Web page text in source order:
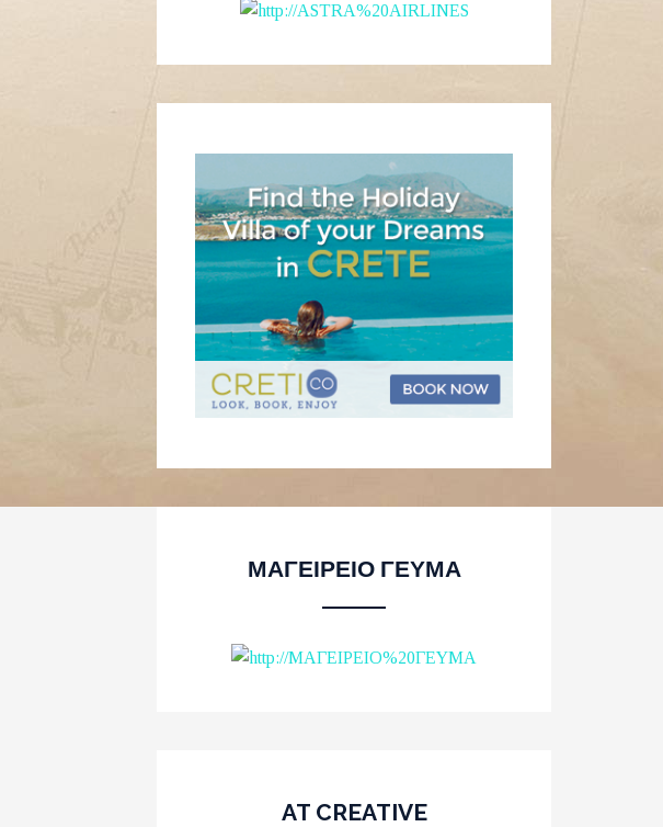
ΜΑΓΕΙΡΕΙΟ ΓΕΥΜΑ
AT CREATIVE